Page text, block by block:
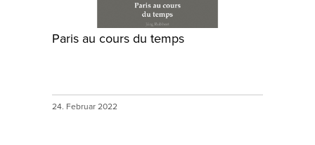
Paris au cours du temps
24. Februar 2022